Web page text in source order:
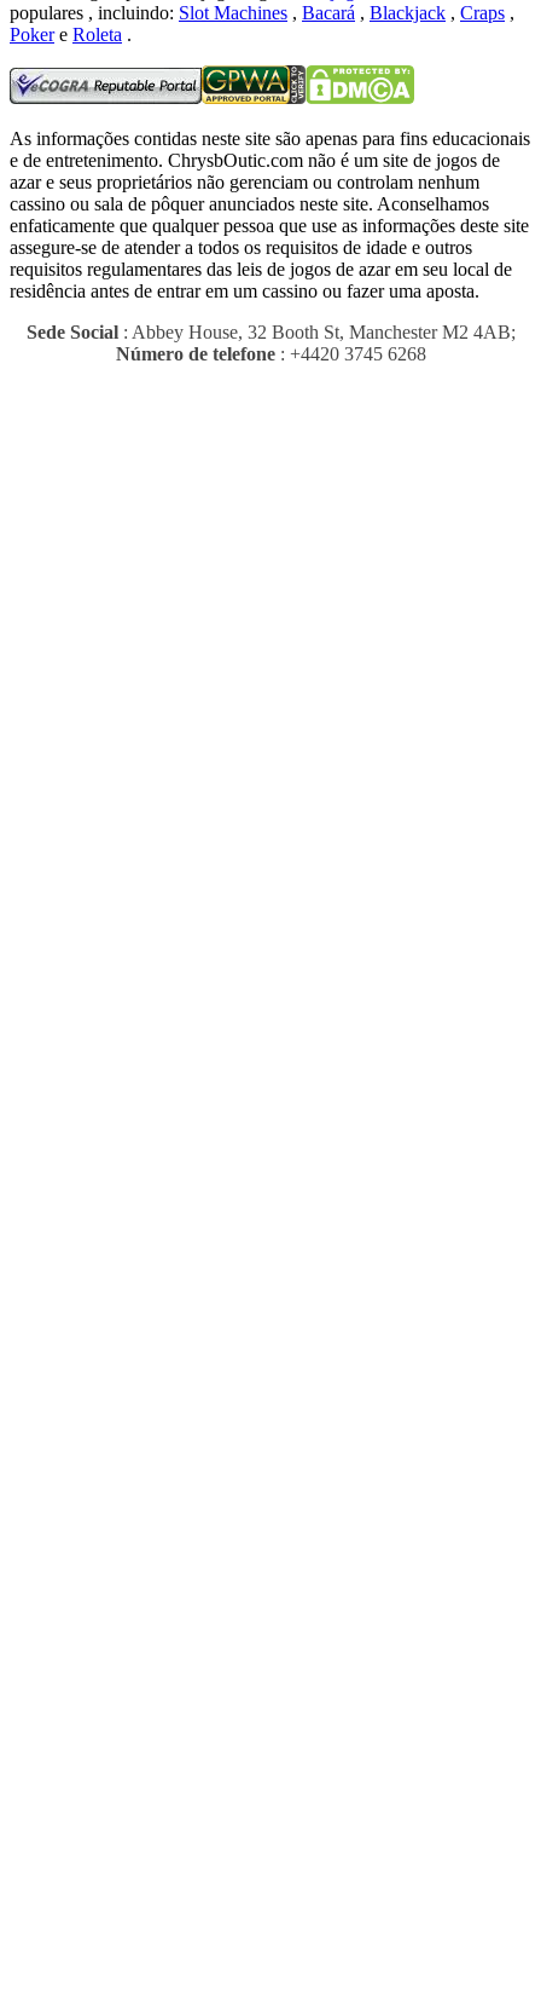
populares , incluindo: Slot Machines , Bacará , Blackjack , Craps ,
Pokere Roleta .
As informações contidas neste site são apenas para fins educacionais
e de entretenimento. ChrysbOutic.com não é um site de jogos de
azar e seus proprietários não gerenciam ou controlam nenhum
cassino ou sala de pôquer anunciados neste site. Aconselhamos
enfaticamente que qualquer pessoa que use as informações deste site
assegure-se de atender a todos os requisitos de idade e outros
requisitos regulamentares das leis de jogos de azar em seu local de
residência antes de entrar em um cassino ou fazer uma aposta.
Sede Social: Abbey House, 32 Booth St, Manchester M2 4AB;
Número de telefone: +4420 3745 6268